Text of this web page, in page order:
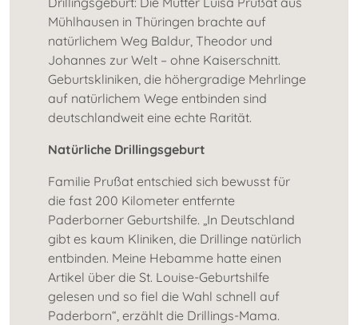
Mühlhausen in Thüringen brachte auf
natürlichem Weg Baldur, Theodor und
Johannes zur Welt – ohne Kaiserschnitt.
Geburtskliniken, die höhergradige Mehrlinge
auf natürlichem Wege entbinden sind
deutschlandweit eine echte Rarität.
Natürliche Drillingsgeburt
Familie Prußat entschied sich bewusst für
die fast 200 Kilometer entfernte
Paderborner Geburtshilfe. „In Deutschland
gibt es kaum Kliniken, die Drillinge natürlich
entbinden. Meine Hebamme hatte einen
Artikel über die St. Louise-Geburtshilfe
gelesen und so fiel die Wahl schnell auf
Paderborn“, erzählt die Drillings-Mama.